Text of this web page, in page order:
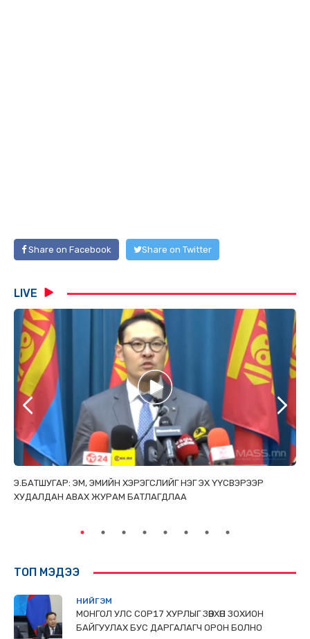
Share on Facebook Share on Twitter
LIVE
Э.БАТШУГАР: ЭМ, ЭМИЙН ХЭРЭГСЛИЙГ НЭГ ЭХ ҮҮСВЭРЭЭР
ХУДАЛДАН АВАХ ЖУРАМ БАТЛАГДЛАА
ТОП МЭДЭЭ
НИЙГЭМ
МОНГОЛ УЛС СОР17 ХУРЛЫГ ЗӨВХӨН ЗОХИОН
БАЙГУУЛАХ БУС ДАРГАЛАГЧ ОРОН БОЛНО